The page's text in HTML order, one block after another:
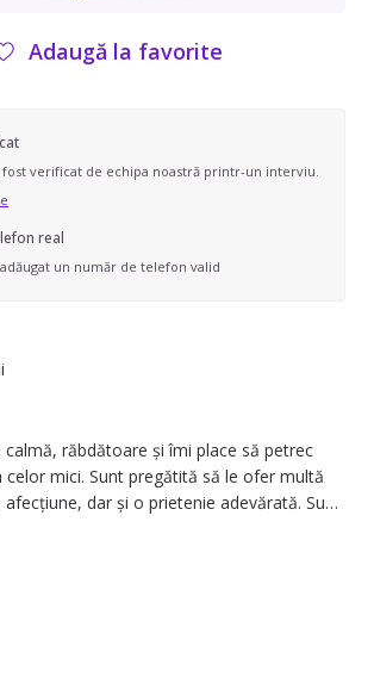
Adaugă la favorite
verificat de echipa noastră printr-un interviu.
real
un număr de telefon valid
răbdătoare și îmi place să petrec
mici. Sunt pregătită să le ofer multă
dar și o prietenie adevărată. Sunt
distractive și educaționale care să
respectiv 10 ani, dar sunt sigură că mă
cei mai mici.